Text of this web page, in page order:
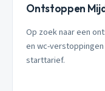
Ontstoppen
Op zoek naar een
en wc-
starttarief.